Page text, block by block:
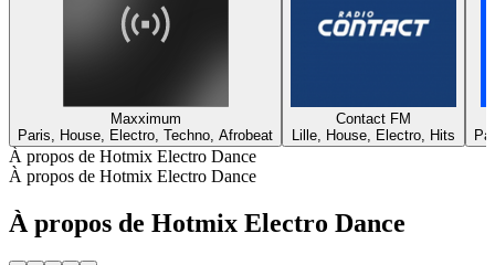
Maxximum
Paris, House, Electro, Techno, Afrobeat
Contact FM
Lille, House, Electro, Hits
À propos de Hotmix Electro Dance
À propos de Hotmix Electro Dance
À propos de Hotmix Electro Dance